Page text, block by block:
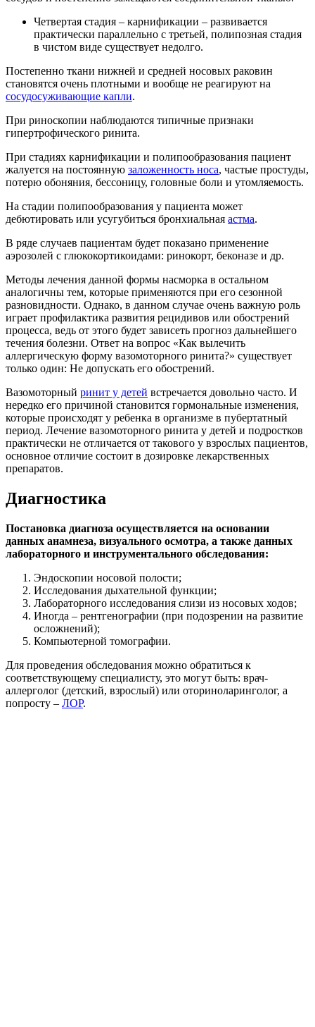
Четвертая стадия – карнификации – развивается
практически параллельно с третьей, полипозная стадия
в чистом виде существует недолго.
Постепенно ткани нижней и средней носовых раковин
становятся очень плотными и вообще не реагируют на
сосудосуживающие капли.
При риноскопии наблюдаются типичные признаки
гипертрофического ринита.
При стадиях карнификации и полипообразования пациент
жалуется на постоянную заложенность носа, частые простуды,
потерю обоняния, бессоницу, головные боли и утомляемость.
На стадии полипообразования у пациента может
дебютировать или усугубиться бронхиальная астма.
В ряде случаев пациентам будет показано применение
аэрозолей с глюкокортикоидами: ринокорт, беконазе и др.
Методы лечения данной формы насморка в остальном
аналогичны тем, которые применяются при его сезонной
разновидности. Однако, в данном случае очень важную роль
играет профилактика развития рецидивов или обострений
процесса, ведь от этого будет зависеть прогноз дальнейшего
течения болезни. Ответ на вопрос «Как вылечить
аллергическую форму вазомоторного ринита?» существует
только один: Не допускать его обострений.
Вазомоторный ринит у детей встречается довольно часто. И
нередко его причиной становится гормональные изменения,
которые происходят у ребенка в организме в пубертатный
период. Лечение вазомоторного ринита у детей и подростков
практически не отличается от такового у взрослых пациентов,
основное отличие состоит в дозировке лекарственных
препаратов.
Диагностика
Постановка диагноза осуществляется на основании
данных анамнеза, визуального осмотра, а также данных
лабораторного и инструментального обследования:
Эндоскопии носовой полости;
Исследования дыхательной функции;
Лабораторного исследования слизи из носовых ходов;
Иногда – рентгенографии (при подозрении на развитие
осложнений);
Компьютерной томографии.
Для проведения обследования можно обратиться к
соответствующему специалисту, это могут быть: врач-
аллерголог (детский, взрослый) или оториноларинголог, а
попросту – ЛОР.